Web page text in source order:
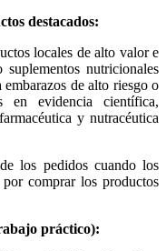
destacados:
locales de alto valor e
nutricionales
de alto riesgo o
en evidencia científica,
y nutracéutica
los pedidos cuando los
comprar los productos
práctico):